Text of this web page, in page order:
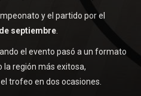
y el partido por el
septiembre
el evento pasó a un formato
la región más exitosa,
trofeo en dos ocasiones.